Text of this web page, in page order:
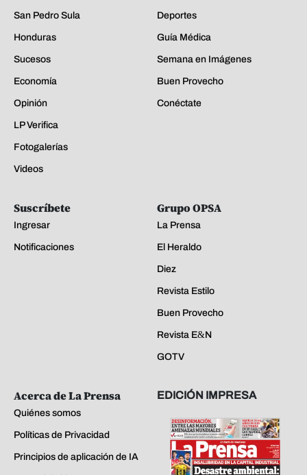
San Pedro Sula
Honduras
Sucesos
Economía
Opinión
LP Verifica
Fotogalerías
Videos
Deportes
Guía Médica
Semana en Imágenes
Buen Provecho
Conéctate
Suscríbete
Ingresar
Notificaciones
Grupo OPSA
La Prensa
El Heraldo
Diez
Revista Estilo
Buen Provecho
Revista E&N
GOTV
Acerca de La Prensa
Quiénes somos
Políticas de Privacidad
Principios de aplicación de IA
EDICIÓN IMPRESA